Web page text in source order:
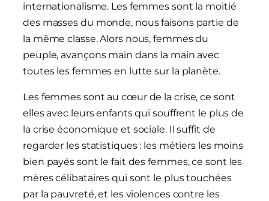
internationalisme. Les femmes sont la moitié
des masses du monde, nous faisons partie de
la même classe. Alors nous, femmes du
peuple, avançons main dans la main avec
toutes les femmes en lutte sur la planète.
Les femmes sont au cœur de la crise, ce sont
elles avec leurs enfants qui souffrent le plus de
la crise économique et sociale. Il suffit de
regarder les statistiques : les métiers les moins
bien payés sont le fait des femmes, ce sont les
mères célibataires qui sont le plus touchées
par la pauvreté, et les violences contre les